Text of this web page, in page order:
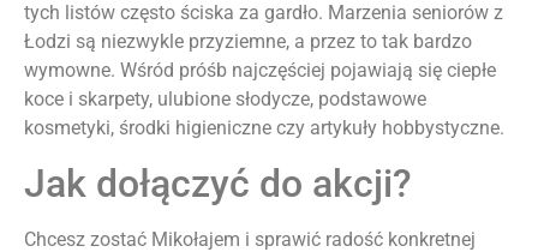
tych listów często ściska za gardło. Marzenia seniorów z
Łodzi są niezwykle przyziemne, a przez to tak bardzo
wymowne. Wśród próśb najczęściej pojawiają się ciepłe
koce i skarpety, ulubione słodycze, podstawowe
kosmetyki, środki higieniczne czy artykuły hobbystyczne.
Jak dołączyć do akcji?
Chcesz zostać Mikołajem i sprawić radość konkretnej